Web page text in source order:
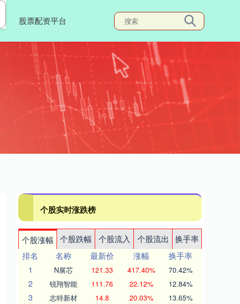
股票配资平台
个股实时涨跌榜
个股涨幅 个股跌幅 个股流入 个股流出
换手率
排名
名称 最新价 涨幅
换手率
1
N展芯 121.33 417.40% 70.42%
2 锐翔智能 111.76 22.12% 12.84%
3 志特新材 14.8 20.03% 13.65%